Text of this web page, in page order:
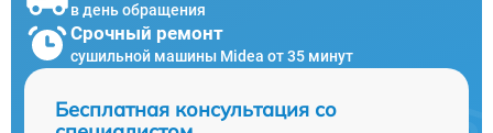
в день обращения
Срочный ремонт
сушильной машины Midea от 35 минут
Бесплатная консультация со